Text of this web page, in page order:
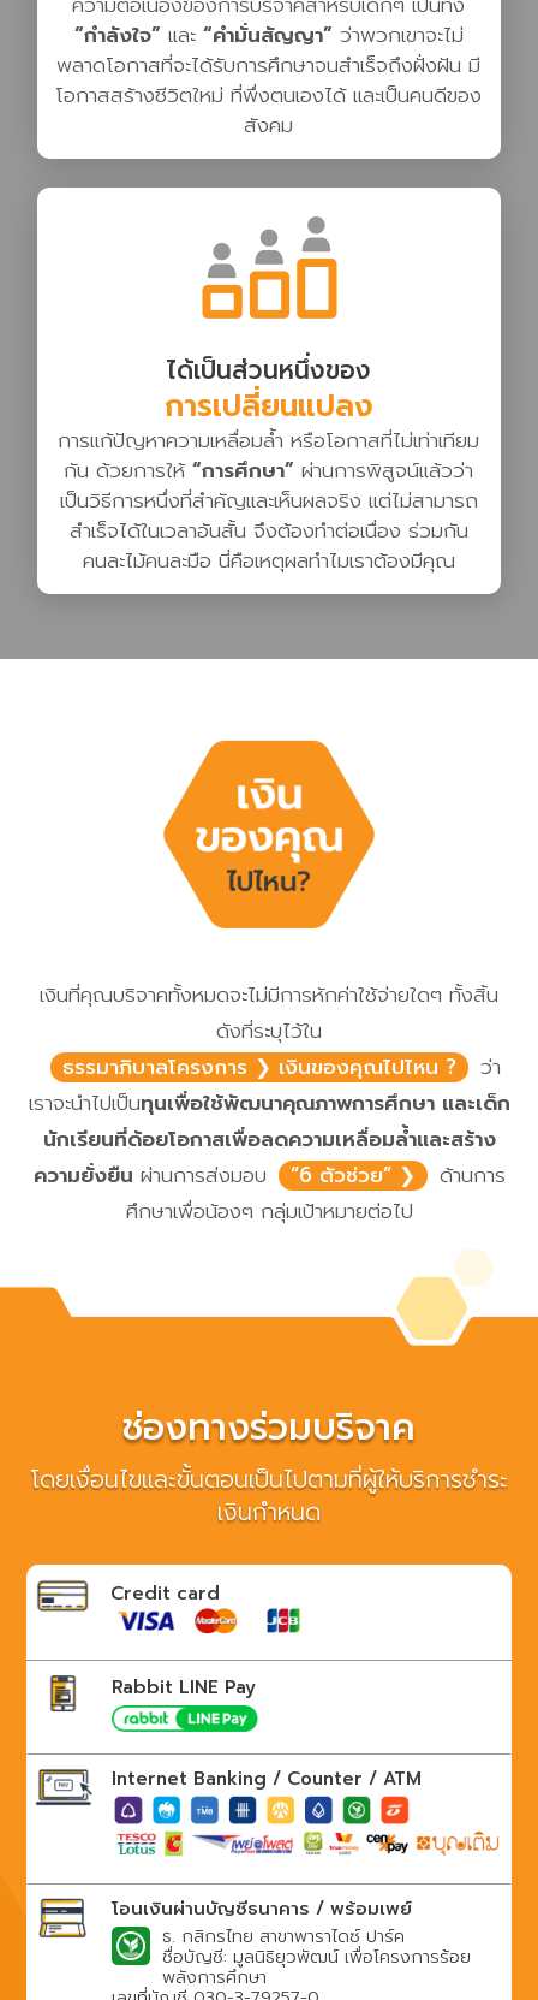
“กำลังใจ” และ “คำมั่นสัญญา” ว่าพวกเขาจะไม่
พลาดโอกาสที่จะได้รับการศึกษาจนสำเร็จถึงฝั่งฝัน มี
โอกาสสร้างชีวิตใหม่ ที่พึ่งตนเองได้ และเป็นคนดีของ
สังคม
ได้เป็นส่วนหนึ่งของ
การเปลี่ยนแปลง
การแก้ปัญหาความเหลื่อมล้ำ หรือโอกาสที่ไม่เท่าเทียม
กัน ด้วยการให้“การศึกษา” ผ่านการพิสูจน์แล้วว่า
เป็นวิธีการหนึ่งที่สำคัญและเห็นผลจริง แต่ไม่สามารถ
สำเร็จได้ในเวลาอันสั้น จึงต้องทำต่อเนื่อง ร่วมกัน
คนละไม้คนละมือ นี่คือเหตุผลทำไมเราต้องมีคุณ
เงินที่คุณบริจาคทั้งหมดจะไม่มีการหักค่าใช้จ่ายใดๆ ทั้งสิ้น
ดังที่ระบุไว้ใน
ธรรมาภิบาลโครงการ ❯ เงินของคุณไปไหน ?
ว่า
เราจะนำไปเป็นทุนเพื่อใช้พัฒนาคุณภาพการศึกษา และเด็ก
นักเรียนที่ด้อยโอกาสเพื่อลดความเหลื่อมล้ำและสร้าง
ความยั่งยืน ผ่านการส่งมอบ “6 ตัวช่วย” ❯
ด้านการ
ศึกษาเพื่อน้องๆ กลุ่มเป้าหมายต่อไป
ช่องทางร่วมบริจาค
โดยเงื่อนไขและขั้นตอนเป็นไปตามที่ผู้ให้บริการชำระ
เงินกำหนด
Credit card
Rabbit LINE Pay
Internet Banking / Counter / ATM
โอนเงินผ่านบัญชีธนาคาร / พร้อมเพย์
ธ. กสิกรไทย สาขาพาราไดซ์ ปาร์ค
ชื่อบัญชี: มูลนิธิยุวพัฒน์ เพื่อโครงการร้อย
พลังการศึกษา